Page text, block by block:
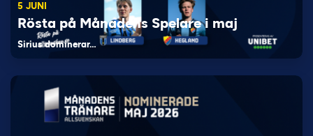
5 JUNI
Rösta på Månadens Spelare i maj
Sirius dominerar…